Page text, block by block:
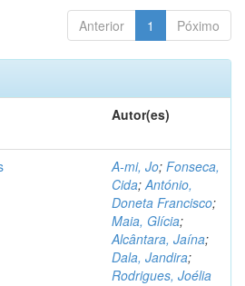
Anterior 1 Póximo
Autor(es)
A-mi, Jo; Fonseca,
Cida;António,
Doneta Francisco;
Maia, Glícia;
Alcântara, Jaína;
Dala, Jandira;
Rodrigues, Joélia